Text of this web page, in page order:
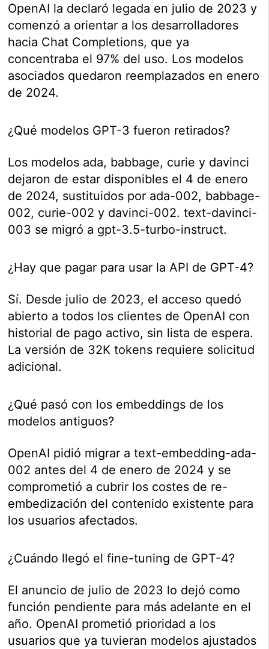
OpenAI la declaró legada en julio de 2023 y
comenzó a orientar a los desarrolladores
hacia Chat Completions, que ya
concentraba el 97% del uso. Los modelos
asociados quedaron reemplazados en enero
de 2024.
¿Qué modelos GPT-3 fueron retirados?
Los modelos ada, babbage, curie y davinci
dejaron de estar disponibles el 4 de enero
de 2024, sustituidos por ada-002, babbage-
002, curie-002 y davinci-002. text-davinci-
003 se migró a gpt-3.5-turbo-instruct.
¿Hay que pagar para usar la API de GPT-4?
Sí. Desde julio de 2023, el acceso quedó
abierto a todos los clientes de OpenAI con
historial de pago activo, sin lista de espera.
La versión de 32K tokens requiere solicitud
adicional.
¿Qué pasó con los embeddings de los
modelos antiguos?
OpenAI pidió migrar a text-embedding-ada-
002 antes del 4 de enero de 2024 y se
comprometió a cubrir los costes de re-
embedización del contenido existente para
los usuarios afectados.
¿Cuándo llegó el fine-tuning de GPT-4?
El anuncio de julio de 2023 lo dejó como
función pendiente para más adelante en el
año. OpenAI prometió prioridad a los
usuarios que ya tuvieran modelos ajustados